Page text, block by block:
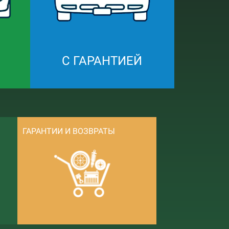
С ГАРАНТИЕЙ
ГАРАНТИИ И ВОЗВРАТЫ